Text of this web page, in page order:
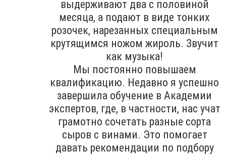
выдерживают два с половиной
месяца, а подают в виде тонких
розочек, нарезанных специальным
крутящимся ножом жироль. Звучит
как музыка!
Мы постоянно повышаем
квалификацию. Недавно я успешно
завершила обучение в Академии
экспертов, где, в частности, нас учат
грамотно сочетать разные сорта
сыров с винами. Это помогает
давать рекомендации по подбору